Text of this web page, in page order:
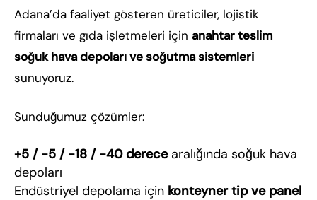
Adana’da faaliyet gösteren üreticiler, lojistik
firmaları ve gıda işletmeleri için anahtar teslim
soğuk hava depoları ve soğutma sistemleri
sunuyoruz.
Sunduğumuz çözümler:
+5 / -5 / -18 / -40 derecearalığında soğuk hava
depoları
Endüstriyel depolama için konteyner tip ve panel